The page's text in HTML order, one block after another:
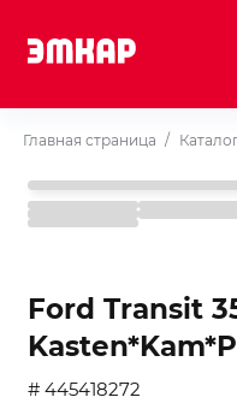
Главная страница /
Ford Transit
# 445418272